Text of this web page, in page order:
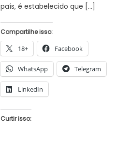
país, é estabelecido que […]
Compartilhe isso:
18+ Facebook
WhatsApp Telegram
LinkedIn
Curtir isso: